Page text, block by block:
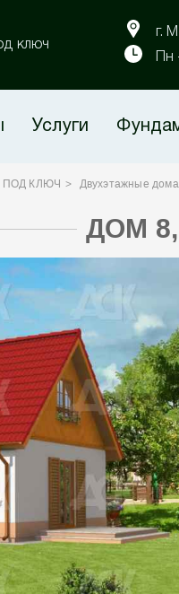
ключ
г.
Услуги
ПОД КЛЮЧ Двухэтажные
ДОМ